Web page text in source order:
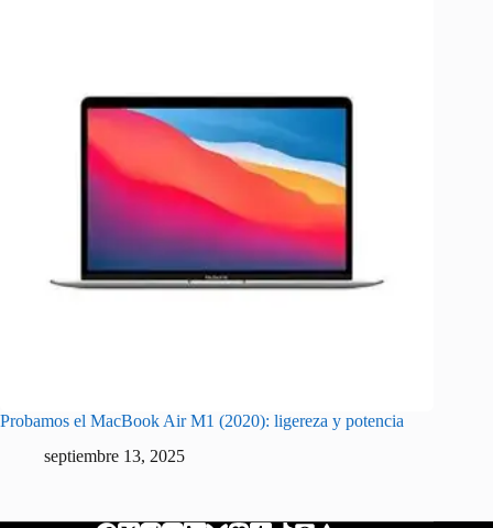
Probamos el MacBook Air M1 (2020): ligereza y potencia
septiembre 13, 2025